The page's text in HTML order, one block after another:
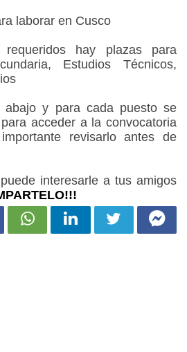
laborar en Cusco
hay plazas para
Estudios Técnicos,
abajo y para cada puesto se
acceder a la convocatoria
revisarlo antes de
interesarle a tus amigos